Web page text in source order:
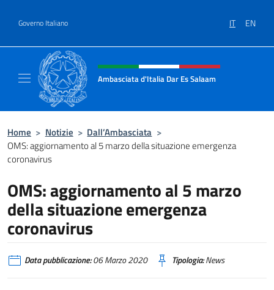
Governo Italiano IT EN
Intestazione sito, social e menù
Ambasciata d'Italia Dar Es Salaam
Home > Notizie > Dall’Ambasciata >
OMS: aggiornamento al 5 marzo della situazione emergenza
coronavirus
OMS: aggiornamento al 5 marzo
della situazione emergenza
coronavirus
Data pubblicazione:06 Marzo 2020 Tipologia:News